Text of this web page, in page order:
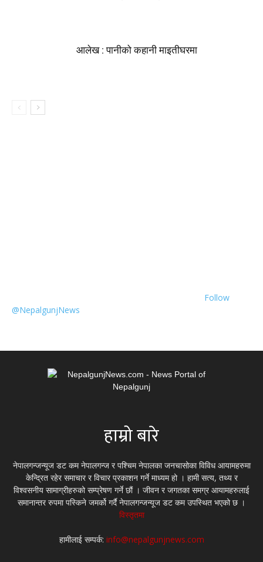
आलेख : पानीको कहानी माइतीघरमा
Follow
@NepalgunjNews
हाम्रो बारे
नेपालगन्जन्यूज डट कम नेपालगन्ज र पश्चिम नेपालका जनचासोका विविध आयामहरुमा
केन्द्रित रहेर समाचार र विचार प्रकाशन गर्ने माध्यम हो । हामी सत्य, तथ्य र
विश्वसनीय सामाग्रीहरुको सम्प्रेषण गर्ने छौं । जीवन र जगतका समग्र आयामहरुलाई
समानान्तर रुपमा पस्किने जमर्को गर्दै नेपालगन्जन्यूज डट कम उपस्थित भएको छ ।
विस्तृतमा
हामीलाई सम्पर्क: info@nepalgunjnews.com